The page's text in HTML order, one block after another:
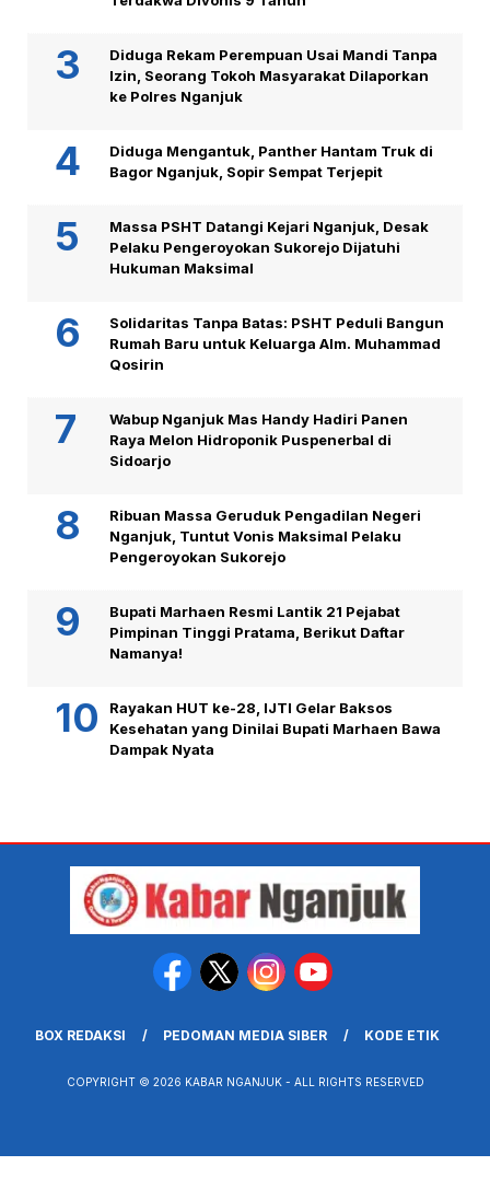
Diduga Rekam Perempuan Usai Mandi Tanpa
Izin, Seorang Tokoh Masyarakat Dilaporkan
ke Polres Nganjuk
Diduga Mengantuk, Panther Hantam Truk di
Bagor Nganjuk, Sopir Sempat Terjepit
Massa PSHT Datangi Kejari Nganjuk, Desak
Pelaku Pengeroyokan Sukorejo Dijatuhi
Hukuman Maksimal
Solidaritas Tanpa Batas: PSHT Peduli Bangun
Rumah Baru untuk Keluarga Alm. Muhammad
Qosirin
Wabup Nganjuk Mas Handy Hadiri Panen
Raya Melon Hidroponik Puspenerbal di
Sidoarjo
Ribuan Massa Geruduk Pengadilan Negeri
Nganjuk, Tuntut Vonis Maksimal Pelaku
Pengeroyokan Sukorejo
Bupati Marhaen Resmi Lantik 21 Pejabat
Pimpinan Tinggi Pratama, Berikut Daftar
Namanya!
Rayakan HUT ke-28, IJTI Gelar Baksos
Kesehatan yang Dinilai Bupati Marhaen Bawa
Dampak Nyata
BOX REDAKSI PEDOMAN MEDIA SIBER KODE ETIK
COPYRIGHT © 2026 KABAR NGANJUK - ALL RIGHTS RESERVED